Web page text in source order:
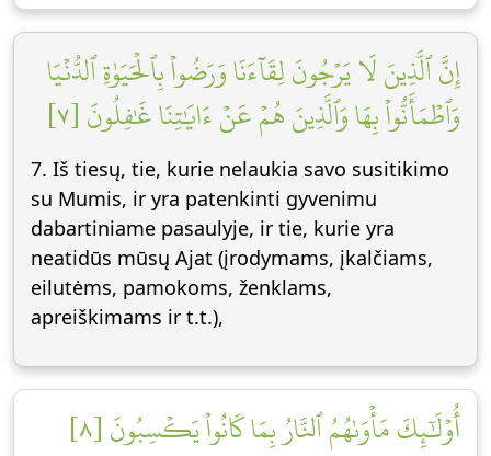
إِنَّ ٱلَّذِينَ لَا يَرۡجُونَ لِقَآءَنَا وَرَضُواْ بِٱلۡحَيَوٰةِ ٱلدُّنۡيَا
وَٱطۡمَأَنُّواْ بِهَا وَٱلَّذِينَ هُمۡ عَنۡ ءَايَٰتِنَا غَٰفِلُونَ [٧]
7. Iš tiesų, tie, kurie nelaukia savo susitikimo
su Mumis, ir yra patenkinti gyvenimu
dabartiniame pasaulyje, ir tie, kurie yra
neatidūs mūsų Ajat (įrodymams, įkalčiams,
eilutėms, pamokoms, ženklams,
apreiškimams ir t.t.),
أُوْلَٰٓئِكَ مَأۡوَىٰهُمُ ٱلنَّارُ بِمَا كَانُواْ يَكۡسِبُونَ [٨]